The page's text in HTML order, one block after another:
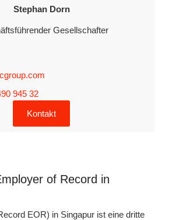
Stephan Dorn
Gesellschafter
945 32
Kontakt
of Record in
EOR) in Singapur ist eine dritte